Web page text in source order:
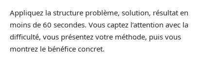
Appliquez la structure problème, solution, résultat en
moins de 60 secondes. Vous captez l’attention avec la
difficulté, vous présentez votre méthode, puis vous
montrez le bénéfice concret.